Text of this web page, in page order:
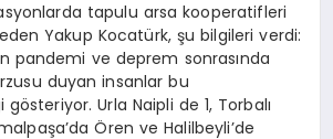
tapulu arsa kooperatifleri
Yakup Kocatürk, şu bilgileri verdi:
pandemi ve deprem sonrasında
duyan insanlar bu
Urla Naipli de 1, Torbalı
Ören ve Halilbeyli’de